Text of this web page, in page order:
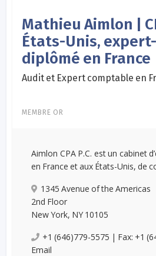
Mathieu Aimlon |
États-Unis,
diplômé en France
Audit et Expert comptable en
MEMBRE OR
Aimlon CPA P.C. est un cabinet
en France et aux États-Unis, de
1345 Avenue of the Americas
2nd Floor
New York, NY 10105
+1 (646)779-5575 | Fax: +1
Email